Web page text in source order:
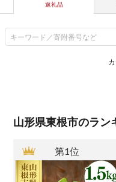
返礼品
山形県東根市のラン
第1位